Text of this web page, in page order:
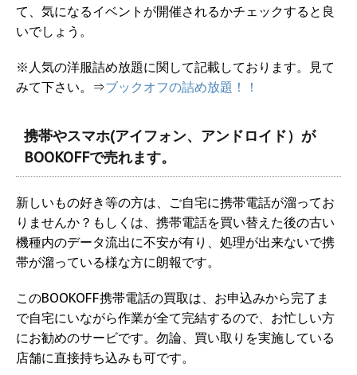
て、気になるイベントが開催されるかチェックすると良
いでしょう。
※人気の洋服詰め放題に関して記載しております。見て
みて下さい。⇒ブックオフの詰め放題！！
携帯やスマホ(アイフォン、アンドロイド）が
BOOKOFFで売れます。
新しいもの好き等の方は、ご自宅に携帯電話が溜ってお
りませんか？もしくは、携帯電話を買い替えた後の古い
機種内のデータ流出に不安が有り、処理が出来ないで携
帯が溜っている様な方に朗報です。
このBOOKOFF携帯電話の買取は、お申込みから完了ま
で自宅にいながら作業が全て完結するので、お忙しい方
にお勧めのサービです。勿論、買い取りを実施している
店舗に直接持ち込みも可です。